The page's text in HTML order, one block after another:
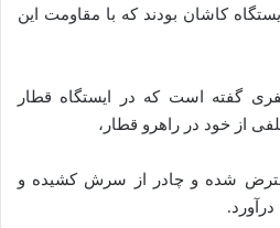
کاشان بودند که با مقاومت این
گفته است که در ایستگاه قطار
از خود در راهرو قطار،
شده و چادر از سرش کشیده و